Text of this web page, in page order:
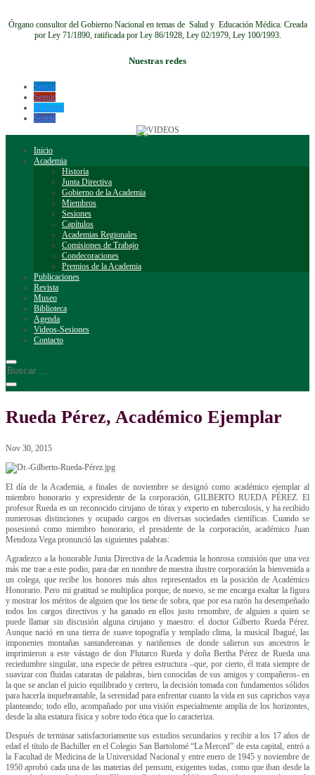
Órgano consultor del Gobierno Nacional en temas de Salud y Educación Médica. Creada
por Ley 71/1890, ratificada por Ley 86/1928, Ley 02/1979, Ley 100/1993.
Nuestras redes
Seguir
Seguir
Seguir
Seguir
Inicio
Academia
Historia
Junta Directiva
Gobierno de la Academia
Miembros
Sesiones
Capítulos
Academias Regionales
Comisiones de Trabajo
Condecoraciones
Premios de la Academia
Publicaciones
Revista
Museo
Biblioteca
Agenda
Videos-Sesiones
Contacto
Rueda Pérez, Académico Ejemplar
Nov 30, 2015
El día de la Academia, a finales de noviembre se designó como académico ejemplar al
miembro honorario y expresidente de la corporación, GILBERTO RUEDA PÉREZ. El
profesor Rueda es un reconocido cirujano de tórax y experto en tuberculosis, y ha recibido
numerosas distinciones y ocupado cargos en diversas sociedades científicas. Cuando se
posesionó como miembro honorario, el presidente de la corporación, académico Juan
Mendoza Vega pronunció las siguientes palabras:
Agradezco a la honorable Junta Directiva de la Academia la honrosa comisión que una vez
más me trae a este podio, para dar en nombre de nuestra ilustre corporación la bienvenida a
un colega, que recibe los honores más altos representados en la posición de Académico
Honorario. Pero mi gratitud se multiplica porque, de nuevo, se me encarga exaltar la figura
y mostrar los méritos de alguien que los tiene de sobra, que por esa razón ha desempeñado
todos los cargos directivos y ha ganado en ellos justo renombre, de alguien a quien se
puede llamar sin discusión alguna cirujano y maestro: el doctor Gilberto Rueda Pérez.
Aunque nació en una tierra de suave topografía y templado clima, la musical Ibagué, las
imponentes montañas santandereanas y nariñenses de donde salieron sus ancestros le
imprimieron a este vástago de don Plutarco Rueda y doña Bertha Pérez de Rueda una
reciedumbre singular, una especie de pétrea estructura –que, por cierto, él trata siempre de
suavizar con fluidas cataratas de palabras, bien conocidas de sus amigos y compañeros- en
la que se anclan el juicio equilibrado y certero, la decisión tomada con fundamentos sólidos
para hacerla inquebrantable, la serenidad para enfrentar cuanto la vida en sus caprichos vaya
planteando; todo ello, acompañado por una visión especialmente amplia de los horizontes,
desde la alta estatura física y sobre todo ética que lo caracteriza.
Después de terminar satisfactoriamente sus estudios secundarios y recibir a los 17 años de
edad el título de Bachiller en el Colegio San Bartolomé “La Merced” de esta capital, entró a
la Facultad de Medicina de la Universidad Nacional y entre enero de 1945 y noviembre de
1950 aprobó cada una de las materias del pensum, exigentes todas, como que iban desde la